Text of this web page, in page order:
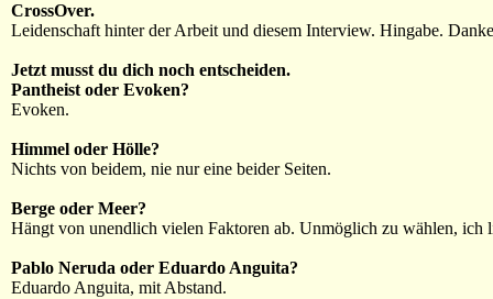
CrossOver.
Leidenschaft hinter der Arbeit und diesem Interview. Hingabe.
Jetzt musst du dich noch entscheiden.
Pantheist oder Evoken?
Evoken.
Himmel oder Hölle?
Nichts von beidem, nie nur eine beider Seiten.
Berge oder Meer?
Hängt von unendlich vielen Faktoren ab. Unmöglich zu wählen, ich
Pablo Neruda oder Eduardo Anguita?
Eduardo Anguita, mit Abstand.